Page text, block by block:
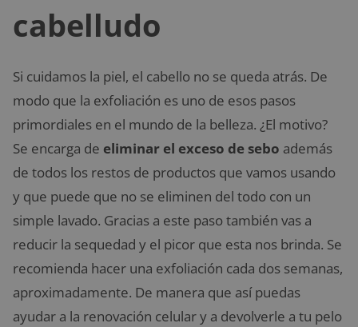
cabelludo
Si cuidamos la piel, el cabello no se queda atrás. De
modo que la exfoliación es uno de esos pasos
primordiales en el mundo de la belleza. ¿El motivo?
Se encarga de eliminar el exceso de sebo además
de todos los restos de productos que vamos usando
y que puede que no se eliminen del todo con un
simple lavado. Gracias a este paso también vas a
reducir la sequedad y el picor que esta nos brinda. Se
recomienda hacer una exfoliación cada dos semanas,
aproximadamente. De manera que así puedas
ayudar a la renovación celular y a devolverle a tu pelo